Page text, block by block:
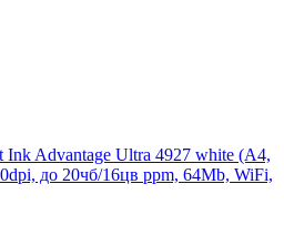
Advantage Ultra 4927 white (А4,
до 20чб/16цв ppm, 64Mb, WiFi,